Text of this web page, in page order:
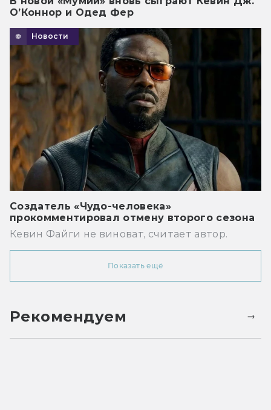
О’Коннор и Одед Фер
Новости
Создатель «Чудо-человека»
прокомментировал отмену второго сезона
Кевин Файги не виноват, считает автор.
Показать ещё
Рекомендуем